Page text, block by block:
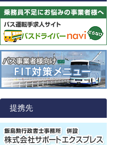
提携先